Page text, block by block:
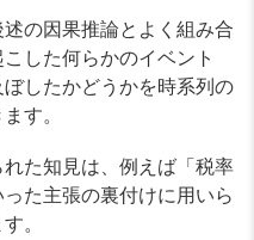
の因果推論とよく組み合
した何らかのイベント
したかどうかを時系列の
す。
た知見は、例えば「税率
た主張の裏付けに用いら
。